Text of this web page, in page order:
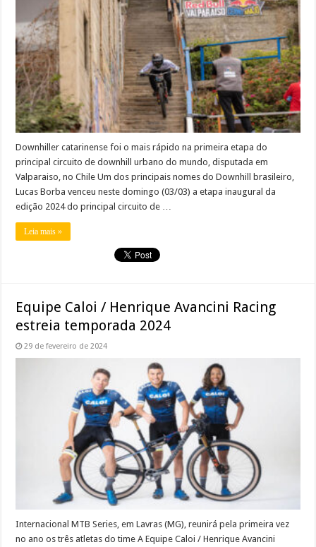
Downhiller catarinense foi o mais rápido na primeira etapa do
principal circuito de downhill urbano do mundo, disputada em
Valparaiso, no Chile Um dos principais nomes do Downhill brasileiro,
Lucas Borba venceu neste domingo (03/03) a etapa inaugural da
edição 2024 do principal circuito de …
Leia mais »
Equipe Caloi / Henrique Avancini Racing
estreia temporada 2024
29 de fevereiro de 2024
Internacional MTB Series, em Lavras (MG), reunirá pela primeira vez
no ano os três atletas do time A Equipe Caloi / Henrique Avancini